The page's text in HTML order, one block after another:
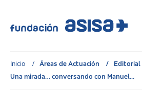
Inicio Áreas de Actuación Editorial
Una mirada… conversando con Manuel...